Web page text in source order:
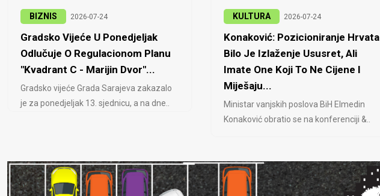
BIZNIS 2026-07-24
Gradsko Vijeće U Ponedjeljak
Odlučuje O Regulacionom Planu
"Kvadrant C - Marijin Dvor"...
Gradsko vijeće Grada Sarajeva zakazalo
je za ponedjeljak 13. sjednicu, a na dne..
KULTURA 2026-07-24
Konaković: Pozicioniranje Hrvata
Bilo Je Izlaženje Ususret, Ali
Imate One Koji To Ne Cijene I
Miješaju...
Ministar vanjskih poslova BiH Elmedin
Konaković obratio se na konferenciji &..